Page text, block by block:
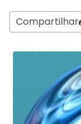
Compartilhar